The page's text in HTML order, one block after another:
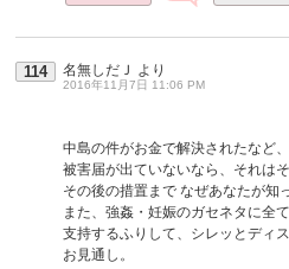
114 名無しだＪ より
2016年11月7日 11:06 PM
中島の件がお金で解決されたなど、
被害届が出ていないなら、それはそ
その後の措置まで なぜあなたが知
また、強姦・妊娠のガセネタに全
支持するふりして、シレッとディ
お見通し。